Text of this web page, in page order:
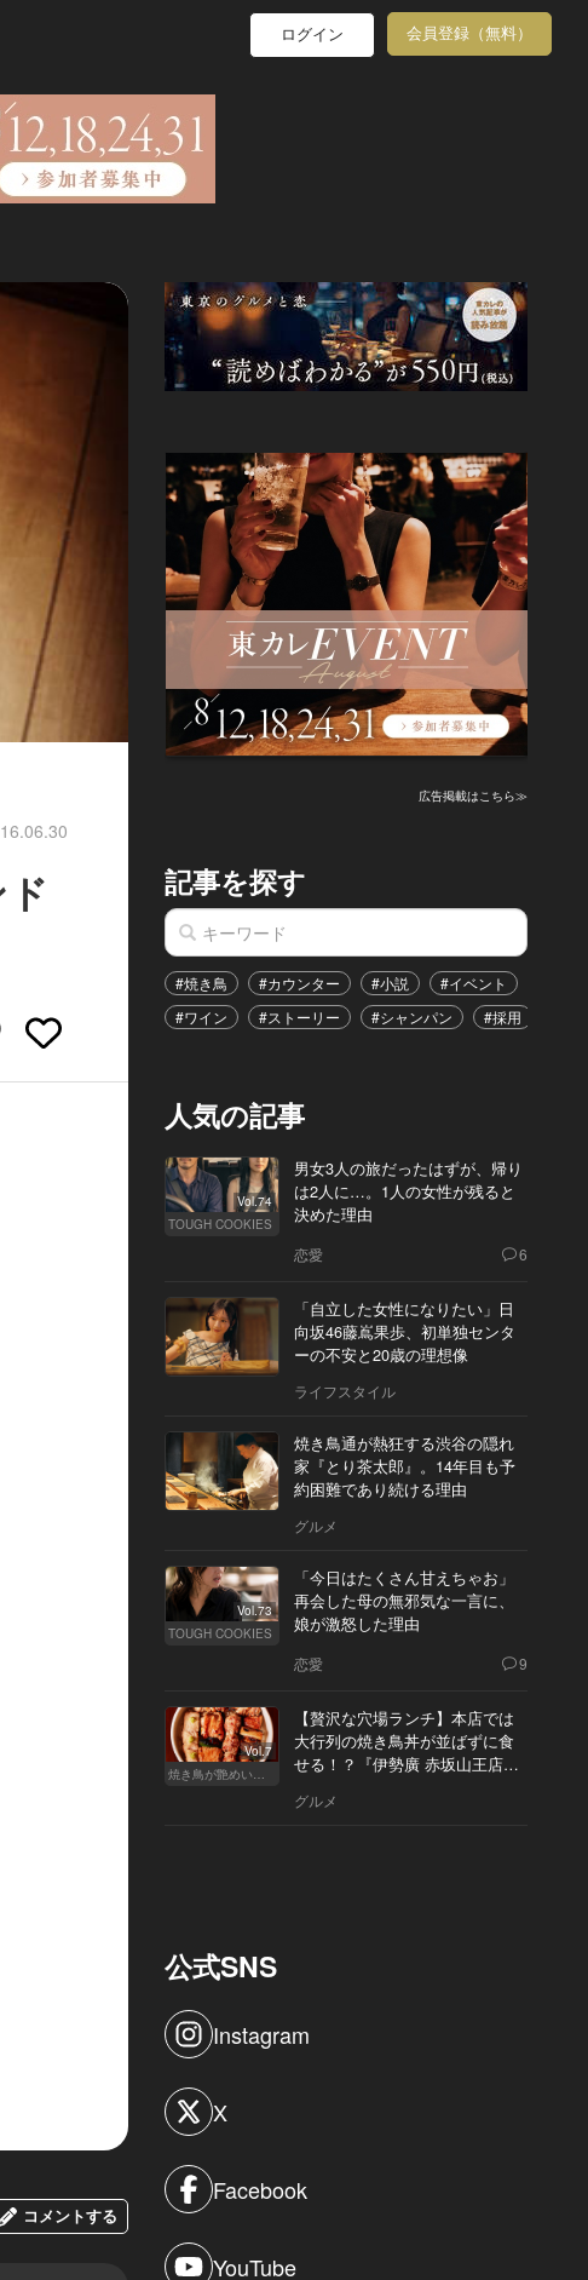
ログイン 会員登録（無料）
コメントする
広告掲載はこちら≫
記事を探す
#焼き鳥 #カウンター #小説 #イベント
#ワイン
#ストーリー #シャンパン #採用
人気の記事
Vol.74
TOUGH COOKIES
男女3人の旅だったはずが、帰り
は2人に…。1人の女性が残ると
決めた理由
恋愛 6
「自立した女性になりたい」日
向坂46藤嶌果歩、初単独センタ
ーの不安と20歳の理想像
ライフスタイル
焼き鳥通が熱狂する渋谷の隠れ
家『とり茶太郎』。14年目も予
約困難であり続ける理由
グルメ
Vol.73
TOUGH COOKIES
「今日はたくさん甘えちゃお」
再会した母の無邪気な一言に、
娘が激怒した理由
恋愛 9
Vol.7
焼き鳥が艶めいてきた
【贅沢な穴場ランチ】本店では
大行列の焼き鳥丼が並ばずに食
せる！？『伊勢廣 赤坂山王店』
グルメ
公式SNS
Instagram
X
Facebook
YouTube